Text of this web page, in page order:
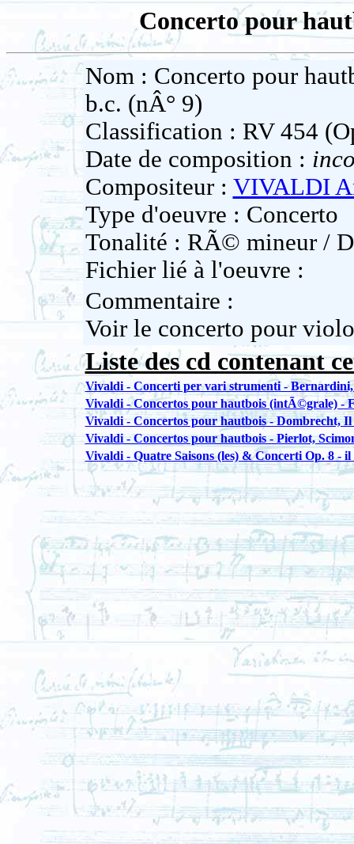
Concerto pour
Nom : Concerto pour
b.c. (nÂ° 9)
Classification : RV 454
Date de composition :
Compositeur : VIVALDI
Type d'oeuvre : Concerto
Tonalité : RÃ© mineur /
Fichier lié à l'oeuvre :
Commentaire :
Voir le concerto pour
Liste des cd contenant
Vivaldi - Concerti per vari strumenti -
Vivaldi - Concertos pour hautbois (intÃ©grale) -
Vivaldi - Concertos pour hautbois - Dombrecht, Il
Vivaldi - Concertos pour hautbois - Pierlot,
Vivaldi - Quatre Saisons (les) & Concerti Op. 8 -